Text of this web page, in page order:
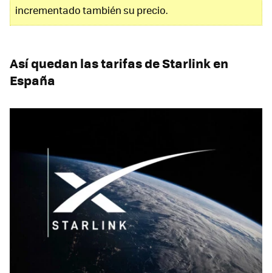
incrementado también su precio.
Así quedan las tarifas de Starlink en
España